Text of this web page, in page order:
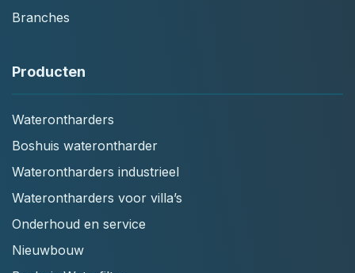
Branches
Producten
Waterontharders
Boshuis waterontharder
Waterontharders industrieel
Waterontharders voor villa’s
Onderhoud en service
Nieuwbouw